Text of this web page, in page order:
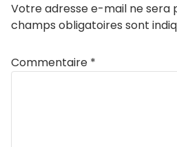
Votre adresse e-mail ne sera
champs obligatoires sont
Commentaire *